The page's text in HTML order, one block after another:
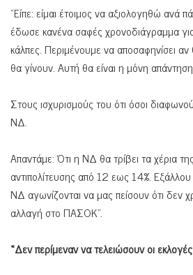
“Είπε: είμαι έτοιμος να αξιολογηθώ ανά
έδωσε κανένα σαφές χρονοδιάγραμμα
κάλπες. Περιμένουμε να αποσαφηνίσει αν
θα γίνουν. Αυτή θα είναι η μόνη
Στους ισχυρισμούς του ότι όσοι
ΝΔ.
Απαντάμε: Ότι η ΝΔ θα τρίβει τα χέρια
αντιπολίτευσης από 12 εως 14%.
ΝΔ αγωνίζονται να μας πείσουν ότι δεν
αλλαγή στο ΠΑΣΟΚ”.
«Δεν περίμεναν να τελειώσουν οι